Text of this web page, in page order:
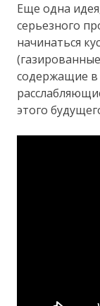
Еще одна
серьезного
начинаться
содержащие
этого